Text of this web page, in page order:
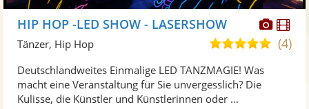
HIP HOP -LED SHOW - LASERSHOW
5,0(4)
Tänzer, Hip Hop
Deutschlandweites Einmalige LED TANZMAGIE! Was
macht eine Veranstaltung für Sie unvergesslich? Die
Kulisse, die Künstler und Künstlerinnen oder ...